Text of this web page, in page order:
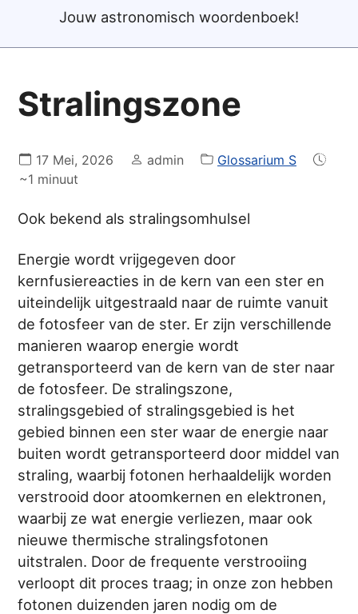
Jouw astronomisch woordenboek!
Stralingszone
17 Mei, 2026 admin
Glossarium S
~1 minuut
Ook bekend als stralingsomhulsel
Energie wordt vrijgegeven door
kernfusiereacties in de kern van een ster en
uiteindelijk uitgestraald naar de ruimte vanuit
de fotosfeer van de ster. Er zijn verschillende
manieren waarop energie wordt
getransporteerd van de kern van de ster naar
de fotosfeer. De stralingszone,
stralingsgebied of stralingsgebied is het
gebied binnen een ster waar de energie naar
buiten wordt getransporteerd door middel van
straling, waarbij fotonen herhaaldelijk worden
verstrooid door atoomkernen en elektronen,
waarbij ze wat energie verliezen, maar ook
nieuwe thermische stralingsfotonen
uitstralen. Door de frequente verstrooiing
verloopt dit proces traag; in onze zon hebben
fotonen duizenden jaren nodig om de